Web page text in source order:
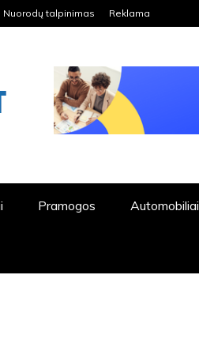
Nuorodų talpinimas Reklama
Pramogos Automobiliai